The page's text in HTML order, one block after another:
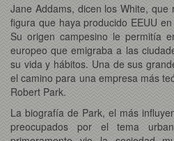
Jane Addams, dicen los White,
figura que haya producido EEUU
Su origen campesino le permitía
europeo que emigraba a las
su vida y hábitos. Una de sus
el camino para una empresa más
Robert Park.
La biografía de Park, el más
preocupados por el tema